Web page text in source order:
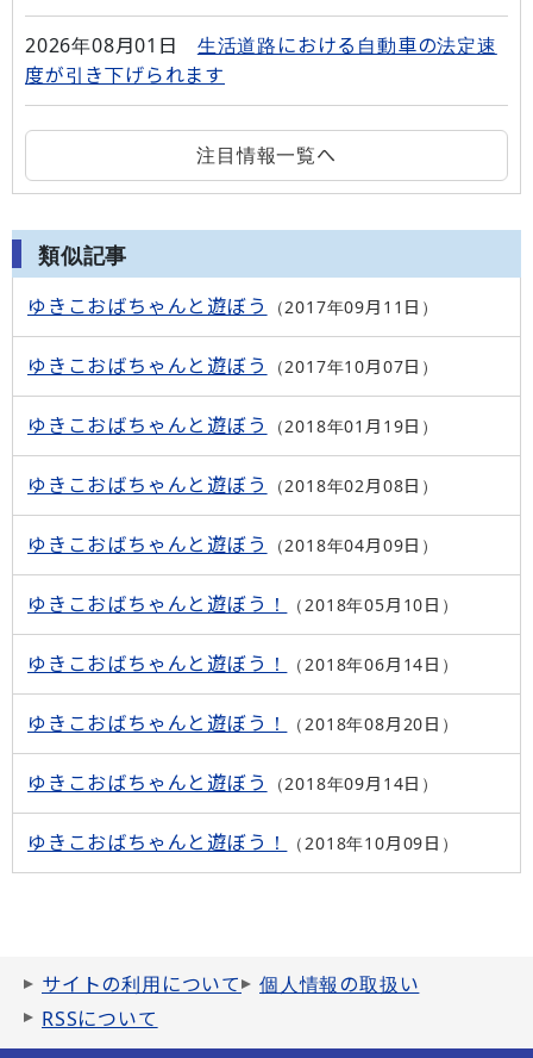
2026年08月01日
生活道路における自動車の法定速
度が引き下げられます
注目情報一覧へ
類似記事
ゆきこおばちゃんと遊ぼう 2017年09月11日
ゆきこおばちゃんと遊ぼう 2017年10月07日
ゆきこおばちゃんと遊ぼう 2018年01月19日
ゆきこおばちゃんと遊ぼう 2018年02月08日
ゆきこおばちゃんと遊ぼう 2018年04月09日
ゆきこおばちゃんと遊ぼう！ 2018年05月10日
ゆきこおばちゃんと遊ぼう！ 2018年06月14日
ゆきこおばちゃんと遊ぼう！ 2018年08月20日
ゆきこおばちゃんと遊ぼう 2018年09月14日
ゆきこおばちゃんと遊ぼう！ 2018年10月09日
サイトの利用について
個人情報の取扱い
RSSについて